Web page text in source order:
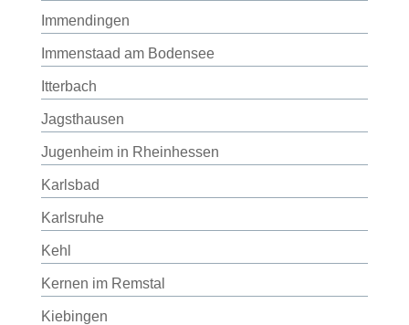
Immendingen
Immenstaad am Bodensee
Itterbach
Jagsthausen
Jugenheim in Rheinhessen
Karlsbad
Karlsruhe
Kehl
Kernen im Remstal
Kiebingen